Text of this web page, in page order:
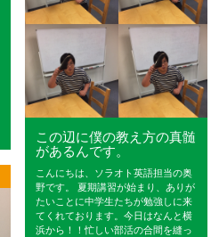
この辺に僕の教え方の真髄
があるんです。
こんにちは、ソラオト英語担当の奥
野です。 夏期講習が始まり、ありが
たいことに中学生たちが勉強しに来
てくれております。今日はなんと横
浜から！！忙しい部活の合間を縫っ